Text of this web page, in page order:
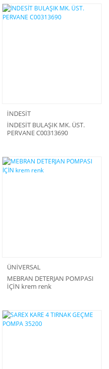
İNDESİT
İNDESİT BULAŞIK MK. ÜST.
PERVANE C00313690
ÜNİVERSAL
MEBRAN DETERJAN POMPASI
İÇİN krem renk